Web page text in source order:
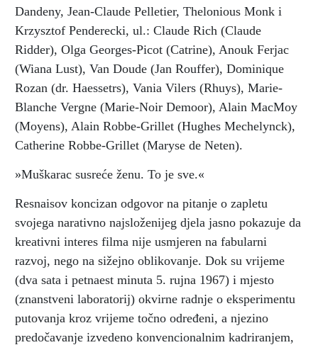
Dandeny, Jean-Claude Pelletier, Thelonious Monk i
Krzysztof Penderecki, ul.: Claude Rich (Claude
Ridder), Olga Georges-Picot (Catrine), Anouk Ferjac
(Wiana Lust), Van Doude (Jan Rouffer), Dominique
Rozan (dr. Haessetrs), Vania Vilers (Rhuys), Marie-
Blanche Vergne (Marie-Noir Demoor), Alain MacMoy
(Moyens), Alain Robbe-Grillet (Hughes Mechelynck),
Catherine Robbe-Grillet (Maryse de Neten).
»Muškarac susreće ženu. To je sve.«
Resnaisov koncizan odgovor na pitanje o zapletu
svojega narativno najsloženijeg djela jasno pokazuje da
kreativni interes filma nije usmjeren na fabularni
razvoj, nego na sižejno oblikovanje. Dok su vrijeme
(dva sata i petnaest minuta 5. rujna 1967) i mjesto
(znanstveni laboratorij) okvirne radnje o eksperimentu
putovanja kroz vrijeme točno određeni, a njezino
predočavanje izvedeno konvencionalnim kadriranjem,